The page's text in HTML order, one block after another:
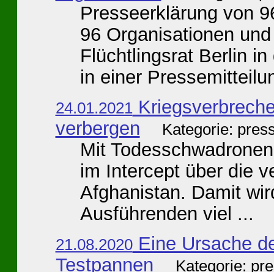
Presseerklärung von
96 Organisationen
Flüchtlingsrat Berlin
in einer
24.01.2021
verbergen
Kategorie:
Mit
im Intercept über die
Afghanistan. Damit
Ausführenden viel ...
21.08.2020Eine Ursache
Testpannen
Kategorie: